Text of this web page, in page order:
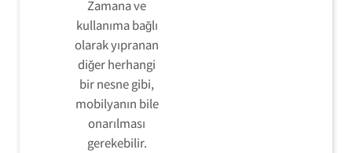
Zamana ve
kullanıma bağlı
olarak yıpranan
diğer herhangi
bir nesne gibi,
mobilyanın bile
onarılması
gerekebilir.